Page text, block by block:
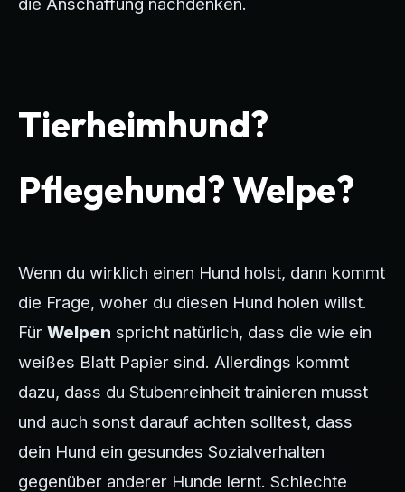
Tierheimhund?
Pflegehund? Welpe?
Wenn du wirklich einen Hund holst, dann kommt
die Frage, woher du diesen Hund holen willst.
Für Welpen spricht natürlich, dass die wie ein
weißes Blatt Papier sind. Allerdings kommt
dazu, dass du Stubenreinheit trainieren musst
und auch sonst darauf achten solltest, dass
dein Hund ein gesundes Sozialverhalten
gegenüber anderer Hunde lernt. Schlechte